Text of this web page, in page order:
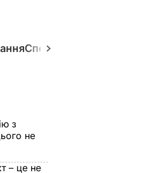
Спецпроєкти
з
не
– це не